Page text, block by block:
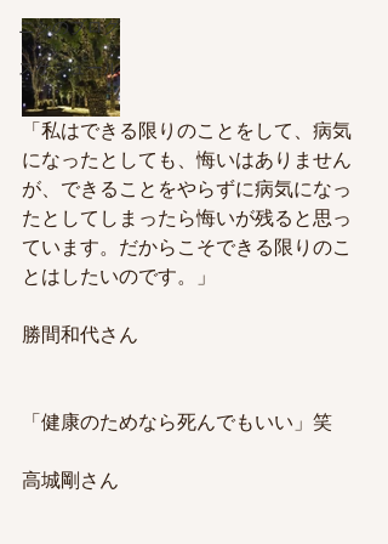
ニシのブログ
スケジュール
「私はできる限りのことをして、病気
になったとしても、悔いはありません
が、できることをやらずに病気になっ
たとしてしまったら悔いが残ると思っ
ています。だからこそできる限りのこ
とはしたいのです。」
勝間和代さん
「健康のためなら死んでもいい」笑
高城剛さん